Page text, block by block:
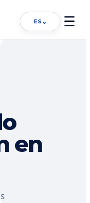
ES ⌄ ☰
en